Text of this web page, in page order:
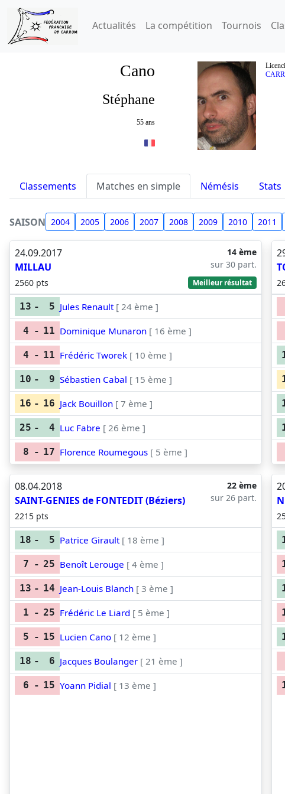
Actualités La compétition Tournois
Cano
Stéphane
55 ans
Classements Matches en simple Némésis Stats
SAISON 2004 2005 2006 2007 2008 2009 2010 2011
24.09.2017
MILLAU
14 ème
sur 30 part.
2560 pts
Meilleur résultat
13 - 5 Jules Renault [ 24 ème ]
4 - 11 Dominique Munaron [ 16 ème ]
4 - 11 Frédéric Tworek [ 10 ème ]
10 - 9 Sébastien Cabal [ 15 ème ]
16 - 16 Jack Bouillon [ 7 ème ]
25 - 4 Luc Fabre [ 26 ème ]
8 - 17 Florence Roumegous [ 5 ème ]
08.04.2018
SAINT-GENIES de FONTEDIT (Béziers)
22 ème
sur 26 part.
2215 pts
18 - 5 Patrice Girault [ 18 ème ]
7 - 25 Benoît Lerouge [ 4 ème ]
13 - 14 Jean-Louis Blanch [ 3 ème ]
1 - 25 Frédéric Le Liard [ 5 ème ]
5 - 15 Lucien Cano [ 12 ème ]
18 - 6 Jacques Boulanger [ 21 ème ]
6 - 15 Yoann Pidial [ 13 ème ]